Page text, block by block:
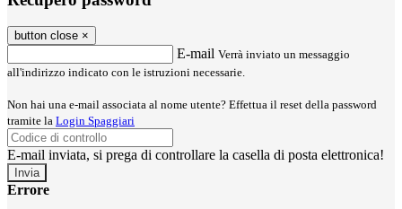
button close ×
E-mail Verrà inviato un messaggio
all'indirizzo indicato con le istruzioni necessarie.
Non hai una e-mail associata al nome utente? Effettua il reset della password
tramite la Login Spaggiari
E-mail inviata, si prega di controllare la casella di posta elettronica!
Errore